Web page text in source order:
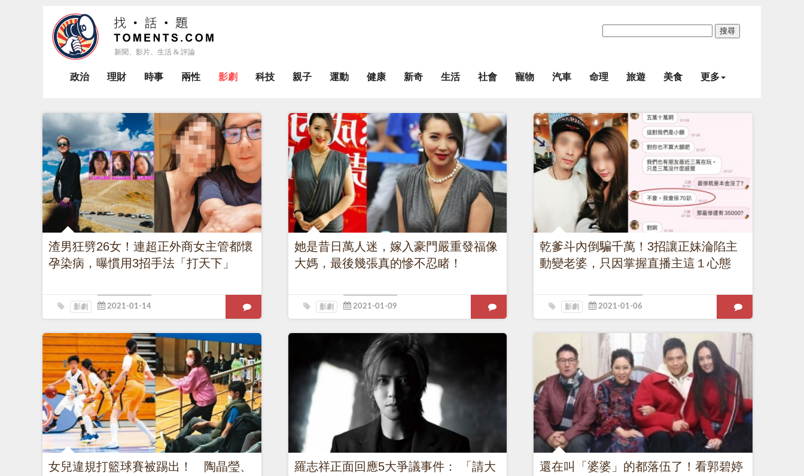
搜尋
政治 理財 時事 兩性 影劇 科技 親子 運動 健康 新奇 生活 社會 寵物 汽車 命理 旅遊 美食 更多
渣男狂劈26女！連超正外商女主管都懷
孕染病，曝慣用3招手法「打天下」
影劇
她是昔日萬人迷，嫁入豪門嚴重發福像
大媽，最後幾張真的慘不忍睹！
影劇
乾爹斗內倒騙千萬！3招讓正妹淪陷主
動變老婆，只因掌握直播主這１心態
影劇
女兒違規打籃球賽被踢出！ 陶晶瑩、
羅志祥正面回應5大爭議事件： 「請大
還在叫「婆婆」的都落伍了！看郭碧婷